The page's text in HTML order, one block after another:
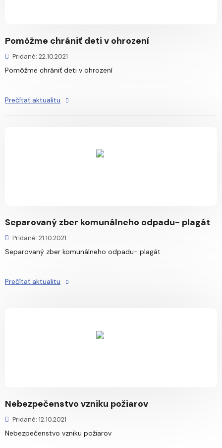
Pomôžme chrániť deti v ohrození
Pridané: 22.10.2021
Pomôžme chrániť deti v ohrození
Prečítať aktualitu
Separovaný zber komunálneho odpadu- plagát
Pridané: 21.10.2021
Separovaný zber komunálneho odpadu- plagát
Prečítať aktualitu
Nebezpečenstvo vzniku požiarov
Pridané: 12.10.2021
Nebezpečenstvo vzniku požiarov